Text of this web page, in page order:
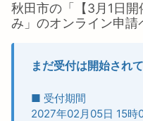
秋田市の「
【3月1日
み 」のオンライン申請
まだ受付は開始され
■ 受付期間
2027年02月05日 15時